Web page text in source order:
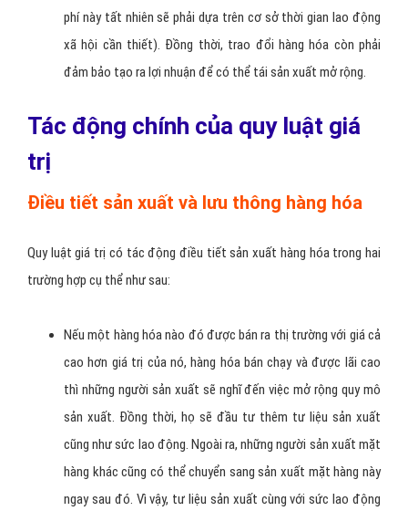
thực tế của nó phải được tính nhỏ hơn hoặc bằng với thời
gian lao động mà xã hội cần để sản xuất ra sản phẩm đó.
được tuân theo nguyên tắc ngang giá. Điều này có nghĩa là
xã hội cần thiết). Đồng thời, trao đổi hàng hóa còn phải
Tác động chính của quy luật giá
Điều tiết sản xuất và lưu thông hàng hóa
Quy luật giá trị có tác động điều tiết sản xuất hàng hóa trong hai
trường hợp cụ thể như sau:
Nếu một hàng hóa nào đó được bán ra thị trường với giá cả